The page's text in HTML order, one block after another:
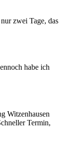
zwei Tage, das
habe ich
Witzenhausen
Termin,